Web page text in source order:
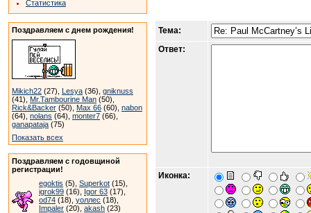
Статистика
Поздравляем с днем рождения!
Mikich22 (27), Lesya (36), gniknuss
(41), Mr.Tambourine Man (50),
Rick&Backer (50), Max 66 (60), nabon
(64), nolans (64), monter7 (66),
ganapataja (75)
Показать всех
Поздравляем с годовщиной
регистрации!
egoktis (5), Superkot (15),
igrok99 (16), Igor 63 (17),
od74 (18), уоллес (18),
Impaler (20), akash (23)
Тема:
Ответ:
Иконка: